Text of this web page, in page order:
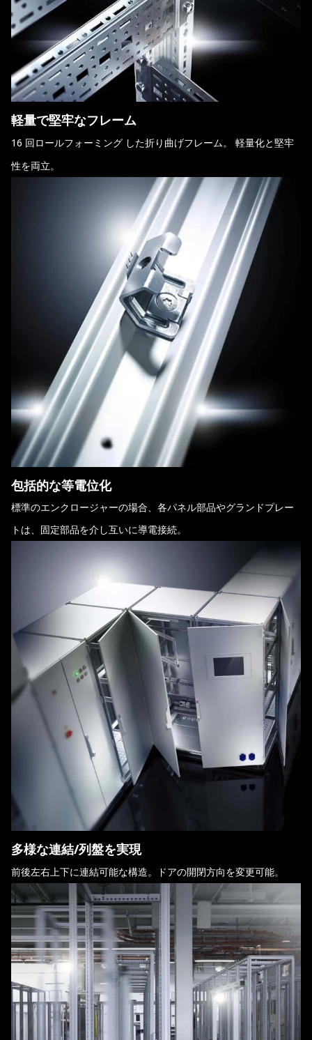
軽量で堅牢なフレーム
16 回ロールフォーミング した折り曲げフレーム。 軽量化と堅牢
性を両立。
包括的な等電位化
標準のエンクロージャーの場合、各パネル部品やグランドプレー
トは、固定部品を介し互いに導電接続。
多様な連結/列盤を実現
前後左右上下に連結可能な構造。ドアの開閉方向を変更可能。